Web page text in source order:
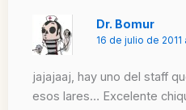
Dr. Bomur
16 de julio de 2011
jajajaaj, hay uno del staff
esos lares… Excelente